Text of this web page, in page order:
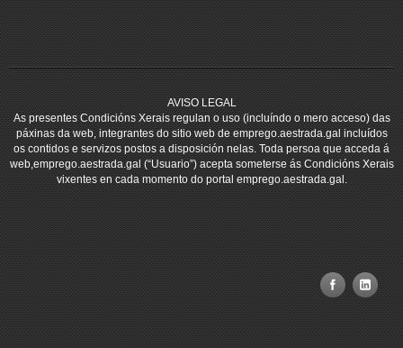
AVISO LEGAL
As presentes Condicións Xerais regulan o uso (incluíndo o mero acceso) das
páxinas da web, integrantes do sitio web de emprego.aestrada.gal incluídos
os contidos e servizos postos a disposición nelas. Toda persoa que acceda á
web,emprego.aestrada.gal (“Usuario”) acepta someterse ás Condicións Xerais
vixentes en cada momento do portal emprego.aestrada.gal.